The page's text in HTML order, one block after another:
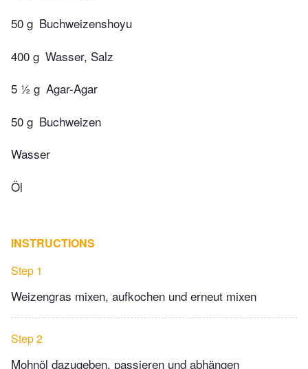
50 g Buchweizenshoyu
400 g Wasser, Salz
5 ½ g Agar-Agar
50 g Buchweizen
Wasser
Öl
INSTRUCTIONS
Step 1
Weizengras mixen, aufkochen und erneut mixen
Step 2
Mohnöl dazugeben, passieren und abhängen